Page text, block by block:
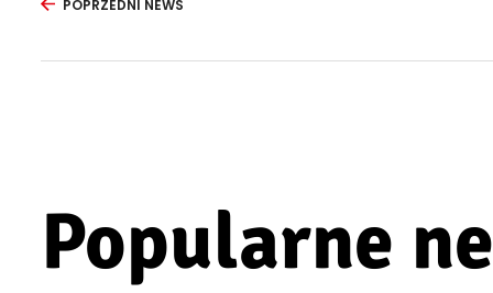
POPRZEDNI NEWS
Popularne